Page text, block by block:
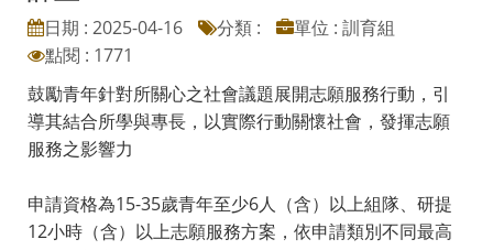
日期 : 2025-04-16 分類 :
單位 : 訓育組
點閱 : 1771
鼓勵青年針對所關心之社會議題展開志願服務行動，引
導其結合所學與專長，以實際行動關懷社會，發揮志願
服務之影響力
申請資格為15-35歲青年至少6人（含）以上組隊、研提
12小時（含）以上志願服務方案，依申請類別不同最高